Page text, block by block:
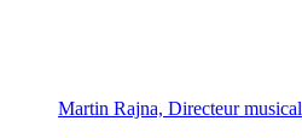
Martin Rajna, Directeur musical